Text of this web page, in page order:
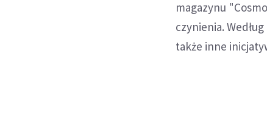
magazynu
czynienia.
także inne